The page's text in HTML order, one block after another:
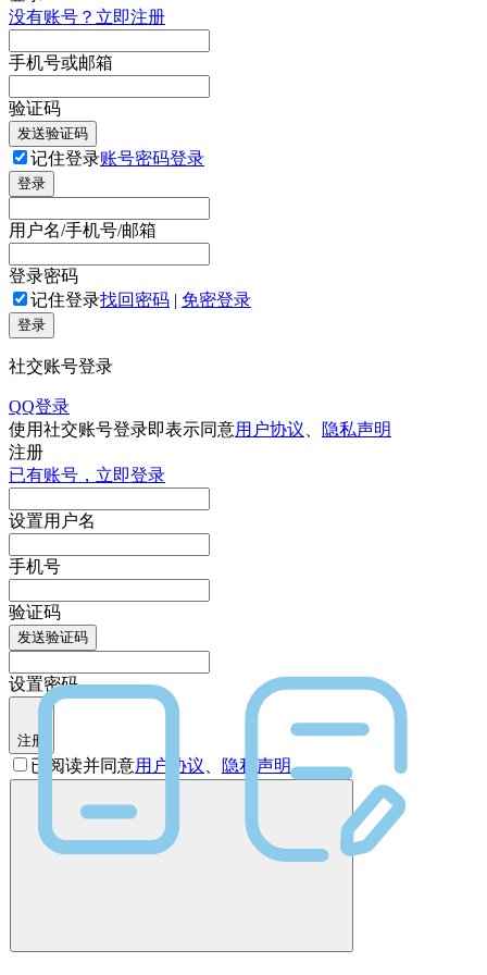
没有账号？立即注册
手机号或邮箱
验证码
发送验证码
记住登录账号密码登录
登录
用户名/手机号/邮箱
登录密码
记住登录找回密码 | 免密登录
登录
社交账号登录
QQ登录
使用社交账号登录即表示同意用户协议
隐私声明
注册
已有账号，立即登录
设置用户名
手机号
验证码
发送验证码
设置密码
注册
已阅读并同意用户协议 隐私声明